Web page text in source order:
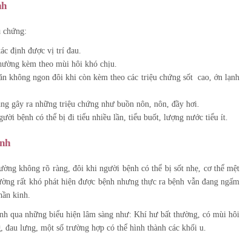
chứng:
định được vị trí đau.
kèm theo mùi hôi khó chịu.
không ngon đôi khi còn kèm theo các triệu chứng sốt cao, ớn lạnh
gây ra những triệu chứng như buồn nôn, nôn, đầy hơi.
bệnh có thể bị đi tiểu nhiều lần, tiểu buốt, lượng nước tiểu ít.
không rõ ràng, đôi khi người bệnh có thể bị sốt nhẹ, cơ thể mệt
rất khó phát hiện được bệnh nhưng thực ra bệnh vẫn đang ngấm
kinh.
qua những biểu hiện lâm sàng như: Khí hư bất thường, có mùi hôi
lưng, một số trường hợp có thể hình thành các khối u.